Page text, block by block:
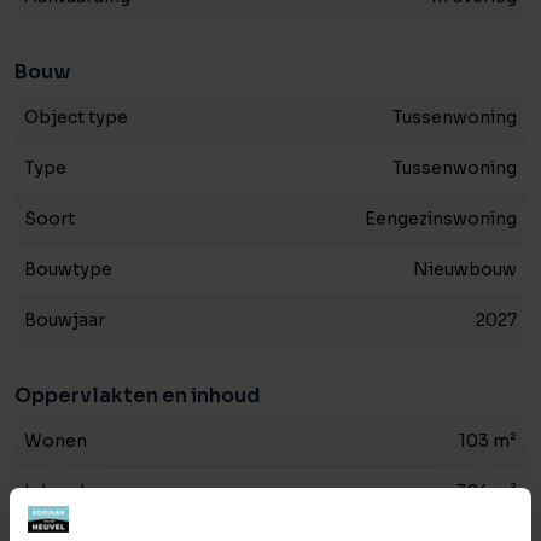
contactgegevens contact op.
Bouw
Object type Tussenwoning
Type Tussenwoning
Soort Eengezinswoning
Bouwtype Nieuwbouw
Bouwjaar 2027
Oppervlakten en inhoud
Wonen 103 m²
Inhoud 384 m²